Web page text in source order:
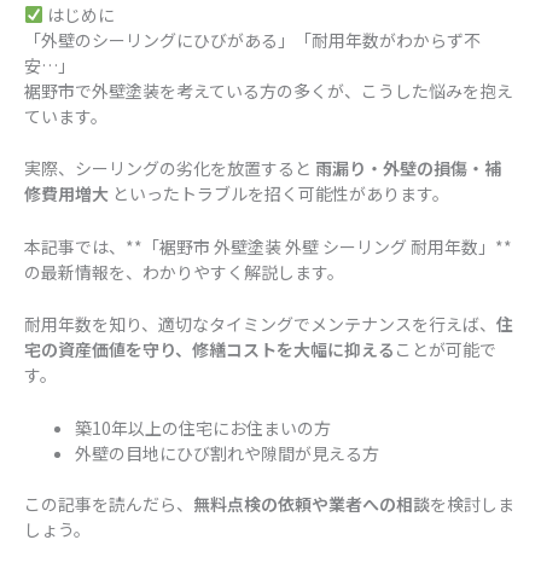
はじめに
「外壁のシーリングにひびがある」「耐用年数がわからず不
安…」
裾野市で外壁塗装を考えている方の多くが、こうした悩みを抱え
ています。
実際、シーリングの劣化を放置すると 雨漏り・外壁の損傷・補
修費用増大 といったトラブルを招く可能性があります。
本記事では、**「裾野市 外壁塗装 外壁 シーリング 耐用年数」**
の最新情報を、わかりやすく解説します。
耐用年数を知り、適切なタイミングでメンテナンスを行えば、 住
宅の資産価値を守り、修繕コストを大幅に抑える ことが可能で
す。
築10年以上の住宅にお住まいの方
外壁の目地にひび割れや隙間が見える方
この記事を読んだら、 無料点検の依頼や業者への相談を検討しま
しょう。